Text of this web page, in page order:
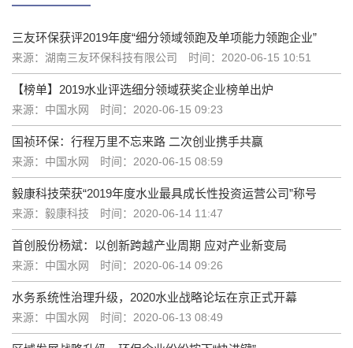
三友环保获评2019年度“细分领域领跑及单项能力领跑企业”
来源：湖南三友环保科技有限公司 时间：2020-06-15 10:51
【榜单】2019水业评选细分领域获奖企业榜单出炉
来源：中国水网 时间：2020-06-15 09:23
国祯环保：行程万里不忘来路 二次创业携手共赢
来源：中国水网 时间：2020-06-15 08:59
毅康科技荣获“2019年度水业最具成长性投资运营公司”称号
来源：毅康科技 时间：2020-06-14 11:47
首创股份杨斌：以创新跨越产业周期 应对产业新变局
来源：中国水网 时间：2020-06-14 09:26
水务系统性治理升级，2020水业战略论坛在京正式开幕
来源：中国水网 时间：2020-06-13 08:49